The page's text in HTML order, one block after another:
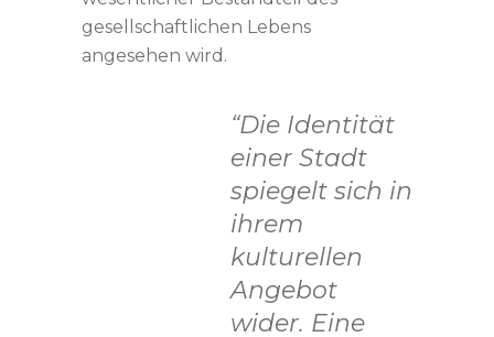
gesellschaftlichen Lebens
angesehen wird.
“Die Identität
einer Stadt
spiegelt sich in
ihrem
kulturellen
Angebot
wider. Eine